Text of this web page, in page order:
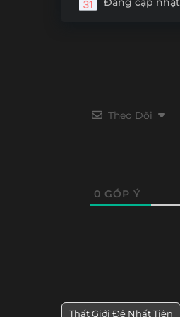
Tập 24
Theo Dõi
0 GÓP Ý
Thất Giới Đệ Nhất Tiên